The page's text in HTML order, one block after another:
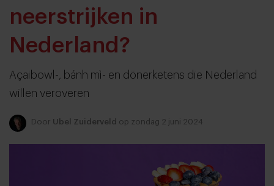
neerstrijken in
Nederland?
Açaibowl-, bánh mì- en dönerketens die Nederland
willen veroveren
Door Ubel Zuiderveld op zondag 2 juni 2024